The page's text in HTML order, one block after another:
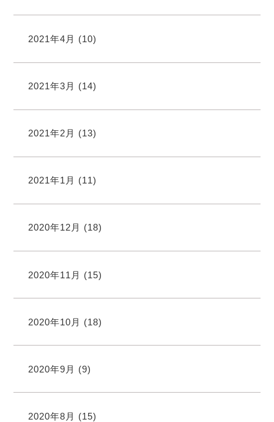
2021年4月 (10)
2021年3月 (14)
2021年2月 (13)
2021年1月 (11)
2020年12月 (18)
2020年11月 (15)
2020年10月 (18)
2020年9月 (9)
2020年8月 (15)